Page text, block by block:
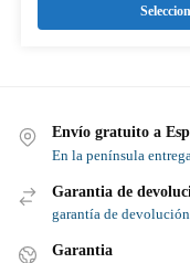
Envío gratuito a
En la península
Garantia de
garantía de
Garantia